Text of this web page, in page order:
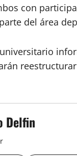
con
del área
Delfin